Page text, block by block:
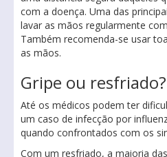
com a doença. Uma das
lavar as mãos regularmente
Também recomenda-se usar
as mãos.
Gripe ou resfriado?
Até os médicos podem ter
um caso de infecção por
quando confrontados com os
Com um resfriado, a maioria